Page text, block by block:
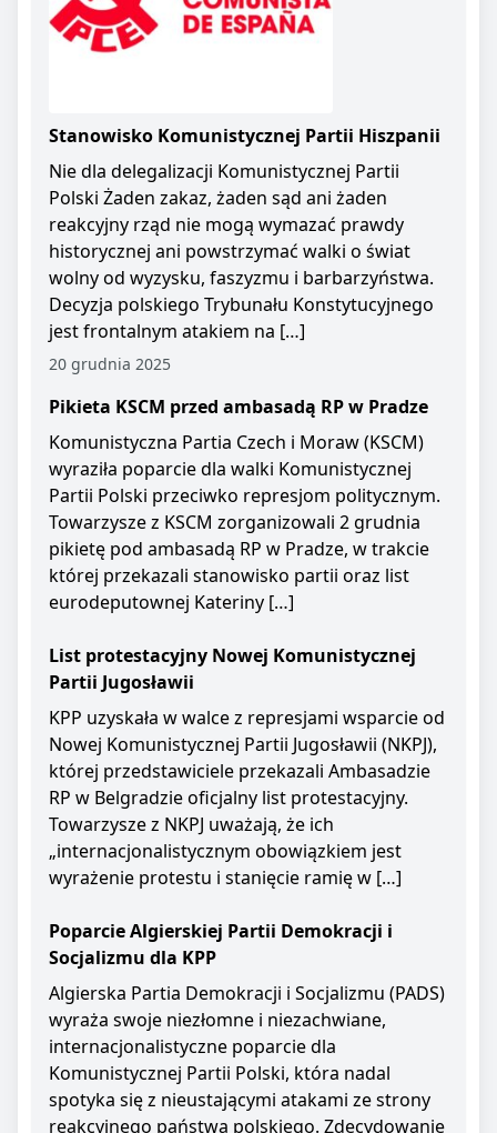
Stanowisko Komunistycznej Partii Hiszpanii
Nie dla delegalizacji Komunistycznej Partii
Polski Żaden zakaz, żaden sąd ani żaden
reakcyjny rząd nie mogą wymazać prawdy
historycznej ani powstrzymać walki o świat
wolny od wyzysku, faszyzmu i barbarzyństwa.
Decyzja polskiego Trybunału Konstytucyjnego
jest frontalnym atakiem na […]
20 grudnia 2025
Pikieta KSCM przed ambasadą RP w Pradze
Komunistyczna Partia Czech i Moraw (KSCM)
wyraziła poparcie dla walki Komunistycznej
Partii Polski przeciwko represjom politycznym.
Towarzysze z KSCM zorganizowali 2 grudnia
pikietę pod ambasadą RP w Pradze, w trakcie
której przekazali stanowisko partii oraz list
eurodeputownej Kateriny […]
List protestacyjny Nowej Komunistycznej
Partii Jugosławii
KPP uzyskała w walce z represjami wsparcie od
Nowej Komunistycznej Partii Jugosławii (NKPJ),
której przedstawiciele przekazali Ambasadzie
RP w Belgradzie oficjalny list protestacyjny.
Towarzysze z NKPJ uważają, że ich
„internacjonalistycznym obowiązkiem jest
wyrażenie protestu i stanięcie ramię w […]
Poparcie Algierskiej Partii Demokracji i
Socjalizmu dla KPP
Algierska Partia Demokracji i Socjalizmu (PADS)
wyraża swoje niezłomne i niezachwiane,
internacjonalistyczne poparcie dla
Komunistycznej Partii Polski, która nadal
spotyka się z nieustającymi atakami ze strony
reakcyjnego państwa polskiego. Zdecydowanie